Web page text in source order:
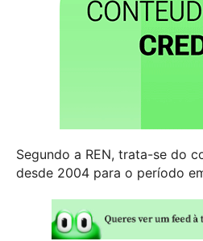
Segundo a REN, trata-se do
desde 2004 para o período